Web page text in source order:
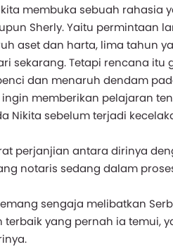
membuka sebuah rahasia
Sherly. Yaitu permintaan
aset dan harta, lima tahun
sekarang. Tetapi rencana itu
dan menaruh dendam
memberikan pelajaran
Nikita sebelum terjadi
perjanjian antara dirinya
notaris sedang dalam
sengaja melibatkan
yang pernah ia temui,